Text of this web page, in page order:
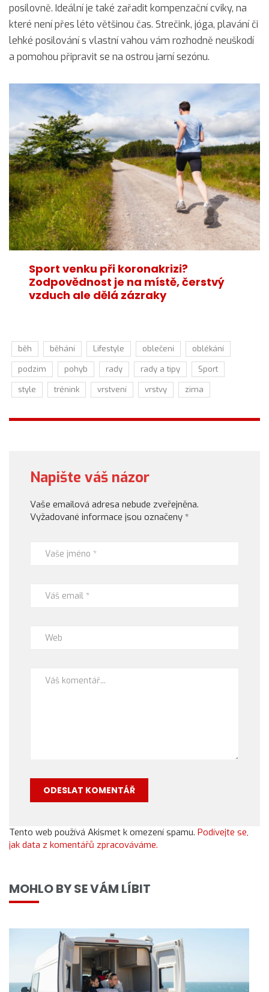
posilovně. Ideální je také zařadit kompenzační cviky, na
které není přes léto většinou čas. Strečink, jóga, plavání či
lehké posilování s vlastní vahou vám rozhodně neuškodí
a pomohou připravit se na ostrou jarní sezónu.
Sport venku při koronakrizi?
Zodpovědnost je na místě, čerstvý
vzduch ale dělá zázraky
běh běhání Lifestyle oblečení
oblékání
podzim
pohyb rady rady a tipy
Sport
style
trénink vrstvení vrstvy zima
Napište váš názor
Vaše emailová adresa nebude zveřejněna.
Vyžadované informace jsou označeny *
Tento web používá Akismet k omezení spamu. Podívejte se,
jak data z komentářů zpracováváme.
MOHLO BY SE VÁM LÍBIT